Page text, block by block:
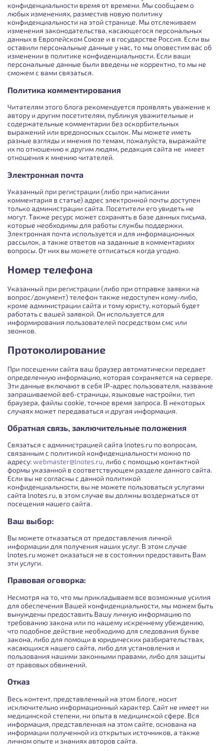
конфиденциальности время от времени. Мы сообщаем о
любых изменениях, разместив новую политику
конфиденциальности на этой странице. Мы отслеживаем
изменения законодательства, касающегося персональных
данных в Европейском Союзе и в государстве Россия. Если вы
оставили персональные данные у нас, то мы оповестим вас об
изменении в политике конфиденциальности. Если ваши
персональные данные были введены не корректно, то мы не
сможем с вами связаться.
Политика комментирования
Читателям этого блога рекомендуется проявлять уважение к
автору и другим посетителям, публикуя уважительные и
содержательные комментарии без оскорбительных
выражений или вредоносных ссылок. Мы можете иметь
разные взгляды и мнения по темам, пожалуйста, выражайте
их по отношению к другим людям, редакция сайта не имеет
отношения к мнению читателей.
Электронная почта
Указанный при регистрации (либо при написании
комментария в статье) адрес электронной почты доступен
только администрации сайта. Посетители его увидеть не
могут. Также ресурс может сохранять в базе данных письма,
которые необходимы для работы службы поддержки.
Электронная почта используется и для информационных
рассылок, а также ответов на заданные в комментариях
вопросы. От них вы можете отписаться когда угодно.
Номер телефона
Указанный при регистрации (либо при отправке заявки на
вопрос/документ) телефон также недоступен кому-либо,
кроме администрации сайта и тому юристу, который будет
работать с вашей заявкой. Он используется для
информирования пользователей посредством смс или
звонков.
Протоколирование
При посещении сайта ваш браузер автоматически передает
определенную информацию, которая сохраняется на сервере.
Эти данные включают в себя IP-адрес пользователя, название
запрашиваемой веб-страницы, языковые настройки, тип
браузера, файлы cookie, точное время запроса. В некоторых
случаях может передаваться и другая информация.
Обратная связь, заключительные положения
Связаться с администрацией сайта lnotes.ru по вопросам,
связанным с политикой конфиденциальности можно по
адресу:webmaster@lnotes.ru, либо с помощью контактной
формы указанной в соответствующем разделе данного сайта.
Если вы не согласны с данной политикой
конфиденциальности, вы не можете пользоваться услугами
сайта lnotes.ru, в этом случае вы должны воздержаться от
посещения нашего сайта.
Ваш выбор:
Вы можете отказаться от предоставления личной
информации для получения наших услуг. В этом случае
lnotes.ru может оказаться не в состоянии предоставить Вам
эти услуги.
Правовая оговорка:
Несмотря на то, что мы прикладываем все возможные усилия
для обеспечения Вашей конфиденциальности, мы можем быть
вынуждены предоставить Вашу личную информацию по
требованию закона или по нашему искреннему убеждению,
что подобное действие необходимо для следования букве
закона, либо для помощи в юридических разбирательствах,
касающихся нашего сайта, либо для установления и
пользования нашими законными правами, либо для защиты
от правовых обвинений.
Отказ
Весь контент, представленный на этом блоге, носит
исключительно информационный характер. Сайт не имеет ни
медицинской степени, ни опыта в медицинской сфере. Вся
информация, представленная на этом сайте, основана на
информации полученной из открытых источников, а также
личном опыте и знаниях авторов сайта.